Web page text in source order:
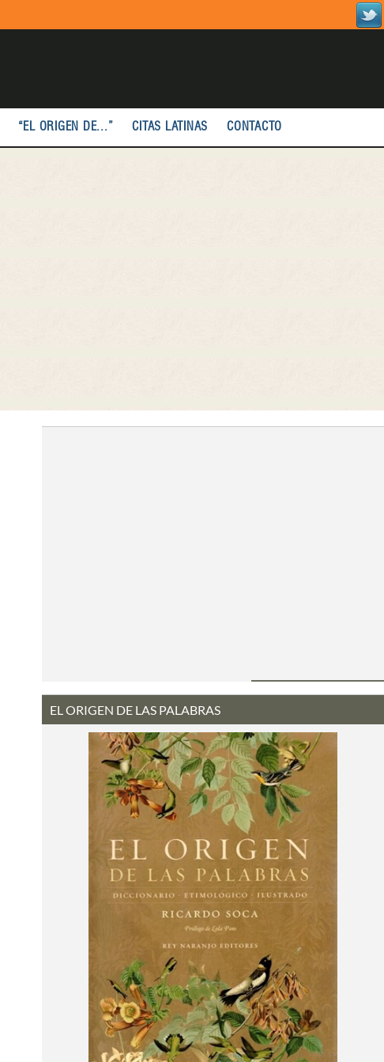
“EL ORIGEN DE...” CITAS LATINAS CONTACTO
EL ORIGEN DE LAS PALABRAS